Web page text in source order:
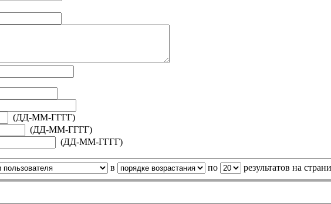
(ДД-ММ-ГГГГ)
(ДД-ММ-ГГГГ)
(ДД-ММ-ГГГГ)
в по результатов на